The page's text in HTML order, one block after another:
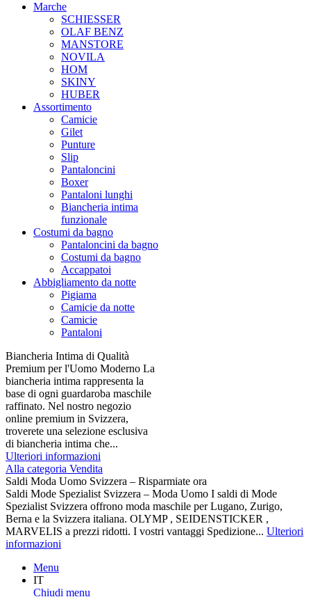
Marche
SCHIESSER
OLAF BENZ
MANSTORE
NOVILA
HOM
SKINY
HUBER
Assortimento
Camicie
Gilet
Punture
Slip
Pantaloncini
Boxer
Pantaloni lunghi
Biancheria intima
funzionale
Costumi da bagno
Pantaloncini da bagno
Costumi da bagno
Accappatoi
Abbigliamento da notte
Pigiama
Camicie da notte
Camicie
Pantaloni
Biancheria Intima di Qualità
Premium per l'Uomo Moderno La
biancheria intima rappresenta la
base di ogni guardaroba maschile
raffinato. Nel nostro negozio
online premium in Svizzera,
troverete una selezione esclusiva
di biancheria intima che...
Ulteriori informazioni
Alla categoria Vendita
Saldi Moda Uomo Svizzera – Risparmiate ora
Saldi Mode Spezialist Svizzera – Moda Uomo I saldi di Mode
Spezialist Svizzera offrono moda maschile per Lugano, Zurigo,
Berna e la Svizzera italiana. OLYMP , SEIDENSTICKER ,
MARVELIS a prezzi ridotti. I vostri vantaggi Spedizione... Ulteriori
informazioni
Menu
IT
Chiudi menu